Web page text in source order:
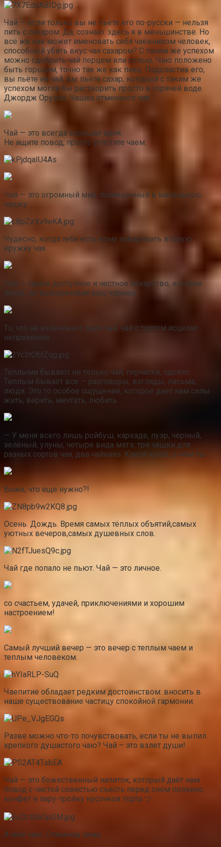
Чай — если только вы не пьёте его по-русски — нельзя
пить с сахаром. Да, сознаю: здесь я в меньшинстве. Но
всё же как может именовать себя чаёвником человек,
способный убить вкус чая сахаром? С таким же успехом
можно сдобрить чай перцем или солью. Чаю положено
быть горьким, точно так же как пиву. Подсластив его,
вы пьёте не чай, вы пьёте сахар, который с таким же
успехом могли бы растворить просто в горячей воде.
Джордж Оруэлл, Чашка отменного чая
Чай — это всегда хорошая идея.
Не ищите повод, просто угостите чаем.
Чай — это огромный мир, помещенный в маленькую
чашку.
Чудесно, когда тебе есть кому заваривать вторую
кружку чая.
Чай — самое доступное и честное лекарство, которое
лечит, не выворачивая ваш карман.
То, что не излечивает один чай, чай с тортом исцелит
непременно.
Теплыми бывают не только чай, перчатки, одеяло.
Теплым бывает все — разговоры, взгляды, письма,
люди. Это то особое ощущение, которое дает нам силы
жить, верить, мечтать, любить.
— У меня всего лишь ройбуш, каркаде, пуэр, чёрный,
зелёный, улуны, четыре вида матэ, три чашки для
разных сортов чая, два чайника. Какой культ, о чём ты.
Боже, что еще нужно?!
Осень. Дождь. Время самых тёплых объятий,самых
уютных вечеров,самых душевных слов.
Чай где попало не пьют. Чай — это личное.
со счастьем, удачей, приключениями и хорошим
настроением!
Самый лучший вечер — это вечер с теплым чаем и
теплым человеком.
Чаепитие обладает редким достоинством: вносить в
наше существование частицу спокойной гармонии.
Разве можно что-то почувствовать, если ты не выпил
крепкого душистого чаю? Чай – это взлет души!
Чай — это божественный напиток, который даёт нам
повод с чистой совестью съесть перед сном полкило
конфет и пару-тройку кусочков торта ツ
А мне чаю. Стаканов семь.